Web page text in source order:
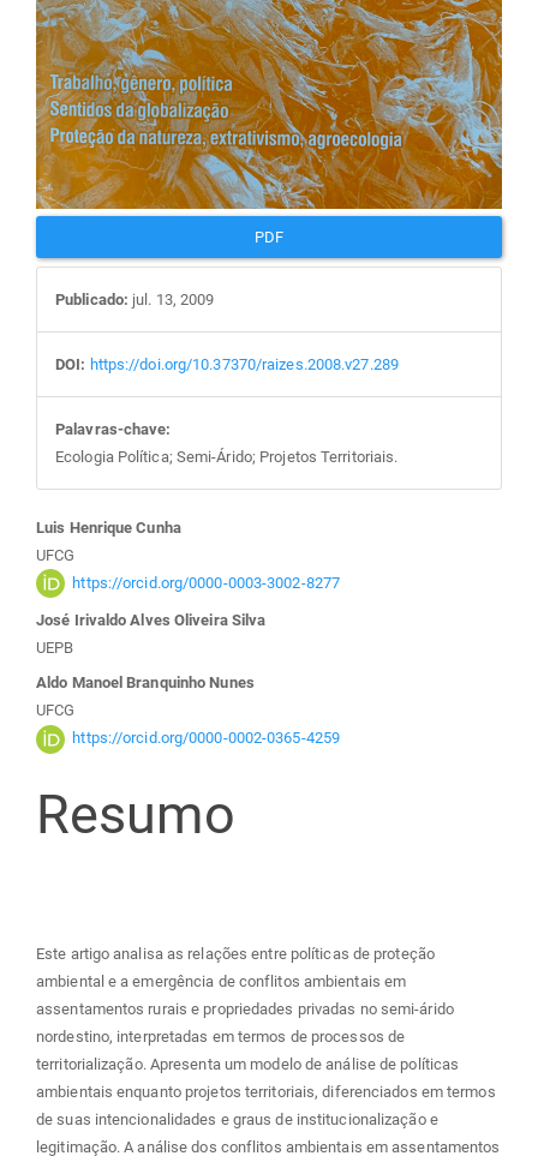
PDF
Publicado: jul. 13, 2009
DOI: https://doi.org/10.37370/raizes.2008.v27.289
Palavras-chave:
Ecologia Política; Semi-Árido; Projetos Territoriais.
Conteúdo
do
artigo
principal
Luis Henrique Cunha
UFCG
https://orcid.org/0000-0003-3002-8277
José Irivaldo Alves Oliveira Silva
UEPB
Aldo Manoel Branquinho Nunes
UFCG
https://orcid.org/0000-0002-0365-4259
Resumo
Este artigo analisa as relações entre políticas de proteção
ambiental e a emergência de conflitos ambientais em
assentamentos rurais e propriedades privadas no semi-árido
nordestino, interpretadas em termos de processos de
territorialização. Apresenta um modelo de análise de políticas
ambientais enquanto projetos territoriais, diferenciados em termos
de suas intencionalidades e graus de institucionalização e
legitimação. A análise dos conflitos ambientais em assentamentos